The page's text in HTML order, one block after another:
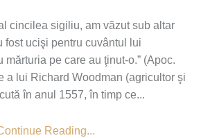
cincilea sigiliu, am văzut sub altar
fost ucişi pentru cuvântul lui
mărturia pe care au ţinut-o.” (Apoc.
a lui Richard Woodman (agricultor şi
în anul 1557, în timp ce...
Reading...